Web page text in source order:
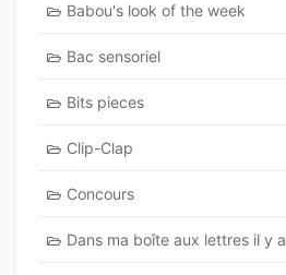
Babou's look of the week
Bac sensoriel
Bits pieces
Clip-Clap
Concours
Dans ma boîte aux lettres il y a